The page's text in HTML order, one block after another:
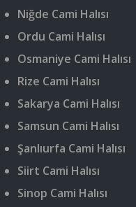
Niğde Cami Halısı
Ordu Cami Halısı
Osmaniye Cami Halısı
Rize Cami Halısı
Sakarya Cami Halısı
Samsun Cami Halısı
Şanlıurfa Cami Halısı
Siirt Cami Halısı
Sinop Cami Halısı